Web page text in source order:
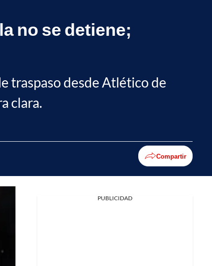
no se detiene;
traspaso desde Atlético de
clara.
Compartir
PUBLICIDAD